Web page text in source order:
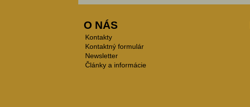
O NÁS
Kontakty
Kontaktný formulár
Newsletter
Články a informácie